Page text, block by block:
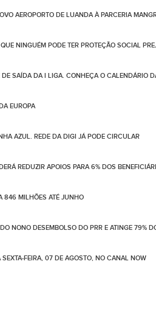
AEROPORTO DE LUANDA À PARCERIA
NINGUÉM PODE TER PROTEÇÃO SOCIAL
SAÍDA DA I LIGA. CONHEÇA O CALENDÁRIO
EUROPA
AZUL. REDE DA DIGI JÁ PODE CIRCULAR
REDUZIR APOIOS PARA 6% DOS
846 MILHÕES ATÉ JUNHO
NONO DESEMBOLSO DO PRR E ATINGE 79%
FEIRA, 07 DE AGOSTO, NO CANAL NOW